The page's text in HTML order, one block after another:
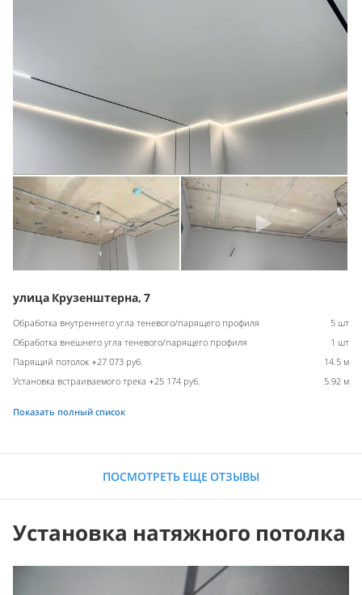
улица Крузенштерна, 7
Обработка внутреннего угла теневого/парящего профиля
5 шт
Обработка внешнего угла теневого/парящего профиля
1 шт
Парящий потолок +27 073 руб.
14.5 м
Установка встраиваемого трека +25 174 руб.
5.92 м
Показать полный список
ПОСМОТРЕТЬ ЕЩЕ ОТЗЫВЫ
Установка натяжного потолка